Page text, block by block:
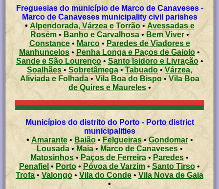
Freguesias do município de Marco de Canaveses -
Marco de Canaveses municipality civil parishes
•
Alpendorada, Várzea e Torrão• Avessadas e
Rosém• Banho e Carvalhosa• Bem Viver•
Constance• Marco• Paredes de Viadores e
Manhuncelos • Penha Longa e Paços de Gaiolo •
Sande e São Lourenço• Santo Isidoro e Livração•
Soalhães • Sobretâmega • Tabuado• Várzea,
Aliviada e Folhada• Vila Boa do Bispo• Vila Boa
de Quires e Maureles•
Municípios do distrito do Porto - Porto district
municipalities
• Amarante• Baião• Felgueiras•Gondomar•
Lousada•Maia• Marco de Canaveses•
Matosinhos • Paços de Ferreira • Paredes •
Penafiel • Porto • Póvoa de Varzim • Santo Tirso •
Trofa •Valongo • Vila do Conde • Vila Nova de Gaia
•